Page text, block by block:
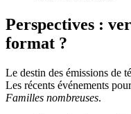
Perspectives :
format ?
Le destin des émissions de
Les récents événements
Familles nombreuses.